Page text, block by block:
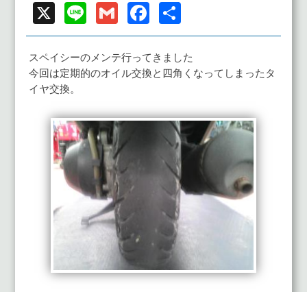
X Line GmailFacebook
有
スペイシーのメンテ行ってきました
今回は定期的のオイル交換と四角くなってしまったタ
イヤ交換。